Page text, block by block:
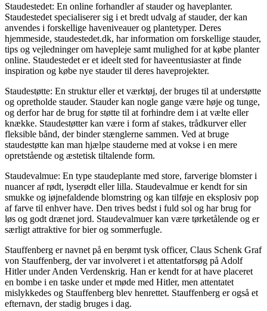
Staudestedet: En online forhandler af stauder og haveplanter.
Staudestedet specialiserer sig i et bredt udvalg af stauder, der kan
anvendes i forskellige haveniveauer og plantetyper. Deres
hjemmeside, staudestedet.dk, har information om forskellige stauder,
tips og vejledninger om havepleje samt mulighed for at købe planter
online. Staudestedet er et ideelt sted for haveentusiaster at finde
inspiration og købe nye stauder til deres haveprojekter.
Staudestøtte: En struktur eller et værktøj, der bruges til at understøtte
og opretholde stauder. Stauder kan nogle gange være høje og tunge,
og derfor har de brug for støtte til at forhindre dem i at vælte eller
knække. Staudestøtter kan være i form af stakes, trådkurver eller
fleksible bånd, der binder stænglerne sammen. Ved at bruge
staudestøtte kan man hjælpe stauderne med at vokse i en mere
opretstående og æstetisk tiltalende form.
Staudevalmue: En type staudeplante med store, farverige blomster i
nuancer af rødt, lyserødt eller lilla. Staudevalmue er kendt for sin
smukke og iøjnefaldende blomstring og kan tilføje en eksplosiv pop
af farve til enhver have. Den trives bedst i fuld sol og har brug for
løs og godt drænet jord. Staudevalmuer kan være tørketålende og er
særligt attraktive for bier og sommerfugle.
Stauffenberg er navnet på en berømt tysk officer, Claus Schenk Graf
von Stauffenberg, der var involveret i et attentatforsøg på Adolf
Hitler under Anden Verdenskrig. Han er kendt for at have placeret
en bombe i en taske under et møde med Hitler, men attentatet
mislykkedes og Stauffenberg blev henrettet. Stauffenberg er også et
efternavn, der stadig bruges i dag.